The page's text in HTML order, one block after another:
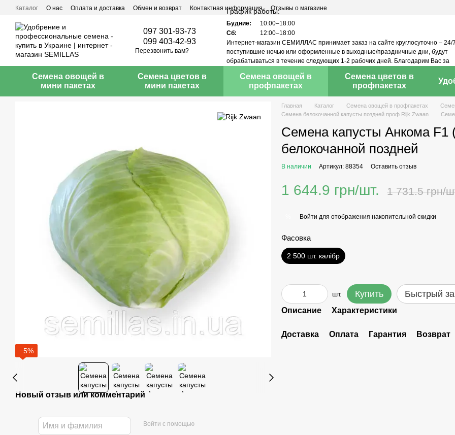
Перейти к основному контенту
Каталог О нас Оплата и доставка Обмен и возврат Контактная информация Отзывы о магазине
097 301-93-73
099 403-42-93
Перезвонить вам?
График работы:
Будние:
10:00–18:00
Сб:
12:00–18:00
Интернет-магазин СЕМИЛЛАС принимает заказ на сайте круглосуточно – 24/
поступившие ночью или оформленные в выходные/праздничные дни, будут
обрабатываться в течение следующих 1-2 рабочих дней. Благодарим Вас за
Семена овощей в
мини пакетах
Семена цветов в
мини пакетах
Семена овощей в
профпакетах
Семена цветов в
профпакетах
−5%
Новый отзыв или комментарий
Войти с помощью
Главная Каталог Семена овощей в профпакетах
Семена белокочанной капусты поздней проф Rijk Zwaan
Семена капусты Анкома F1
белокочанной поздней
В наличии Артикул: 88354 Оставить отзыв
1 644.9 грн/шт. 1 731.5 грн/
Войти для отображения накопительной скидки
Фасовка
2 500 шт. калібр
шт. Купить Быстрый
Описание Характеристики
Доставка Оплата Гарантия Возврат